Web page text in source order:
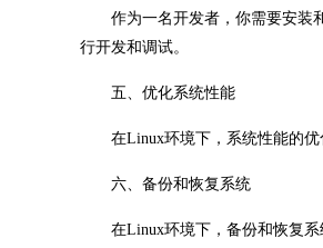
作为一名开发者，你需要安装和
行开发和调试。
五、优化系统性能
在Linux环境下，系统性能的优
六、备份和恢复系统
在Linux环境下，备份和恢复系